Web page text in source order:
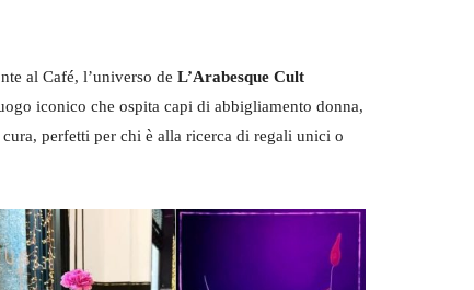
al Café, l’universo de L’Arabesque Cult
iconico che ospita capi di abbigliamento donna,
perfetti per chi è alla ricerca di regali unici o